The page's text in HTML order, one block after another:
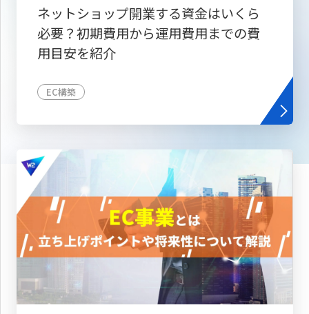
ネットショップ開業する資金はいくら
必要？初期費用から運用費用までの費
用目安を紹介
EC構築